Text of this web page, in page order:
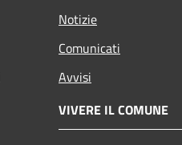
Notizie
Comunicati
Avvisi
VIVERE IL COMUNE